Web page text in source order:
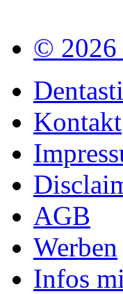
© 2026
Kontakt
AGB
Werben
Infos